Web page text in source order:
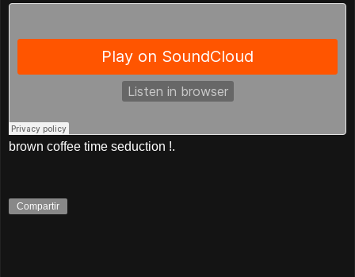
brown coffee time seduction !.
Compartir